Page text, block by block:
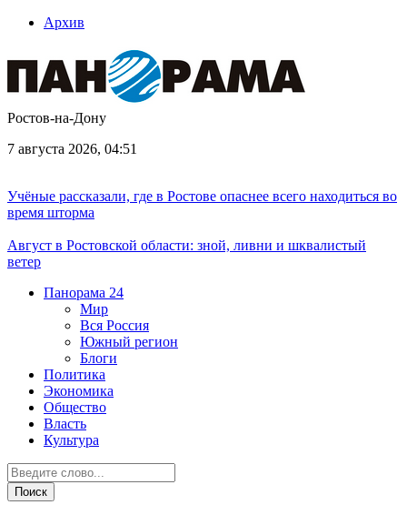
Архив
Ростов-на-Дону
7 августа 2026, 04:51
Учёные рассказали, где в Ростове опаснее всего находиться во
время шторма
Август в Ростовской области: зной, ливни и шквалистый
ветер
Панорама 24
Мир
Вся Россия
Южный регион
Блоги
Политика
Экономика
Общество
Власть
Культура